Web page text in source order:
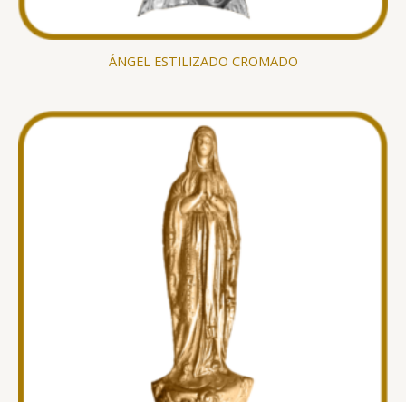
ÁNGEL ESTILIZADO CROMADO